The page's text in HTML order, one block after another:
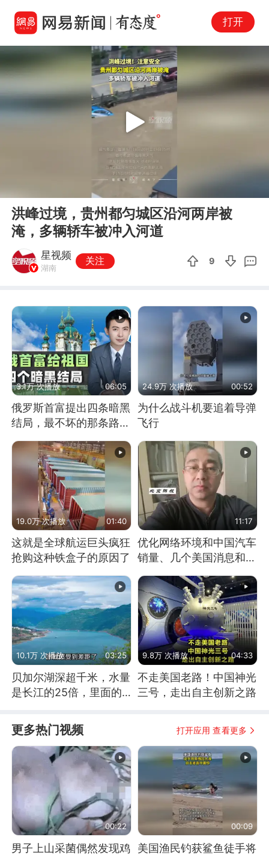
打开
Play
洪峰过境，贵州都匀城区沿河两岸被
淹，多辆轿车被冲入河道
星视频
湖南
关注 9
3.1万 次播放 06:05
俄罗斯首富提出四条暗黑
结局，最不坏的那条路是
通向东方
24.9万 次播放 00:52
为什么战斗机要追着导弹
飞行
19.0万 次播放 01:40
这就是全球航运巨头疯狂
抢购这种铁盒子的原因了
11:17
优化网络环境和中国汽车
销量、几个美国消息和俄
10.1万 次播放 03:25
贝加尔湖深超千米，水量
是长江的25倍，里面的
9.8万 次播放 04:33
不走美国老路！中国神光
三号，走出自主创新之路
更多热门视频 打开应用 查看更多
00:22
男子上山采菌偶然发现鸡
00:09
美国渔民钓获鲨鱼徒手将